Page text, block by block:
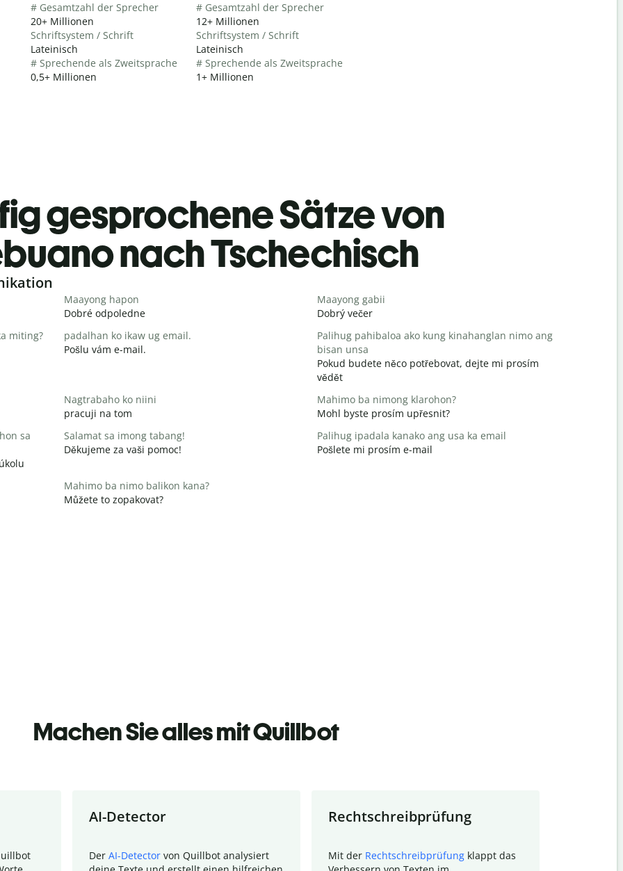
# Gesamtzahl der Sprecher
20+ Millionen
Schriftsystem / Schrift
Lateinisch
# Sprechende als Zweitsprache
0,5+ Millionen
# Gesamtzahl der Sprecher
12+ Millionen
Schriftsystem / Schrift
Lateinisch
# Sprechende als Zweitsprache
1+ Millionen
gesprochene Sätze von
nach Tschechisch
Maayong hapon
Dobré odpoledne
Maayong gabii
Dobrý večer
miting?
padalhan ko ikaw ug email.
Pošlu vám e-mail.
Palihug pahibaloa ako kung kinahanglan nimo ang
bisan unsa
Pokud budete něco potřebovat, dejte mi prosím
vědět
Nagtrabaho ko niini
pracuji na tom
Mahimo ba nimong klarohon?
Mohl byste prosím upřesnit?
sa
Salamat sa imong tabang!
Děkujeme za vaši pomoc!
Palihug ipadala kanako ang usa ka email
Pošlete mi prosím e-mail
Mahimo ba nimo balikon kana?
Můžete to zopakovat?
Machen Sie alles mit Quillbot
AI-Detector
Der AI-Detector von Quillbot analysiert
Rechtschreibprüfung
Mit der Rechtschreibprüfung klappt das